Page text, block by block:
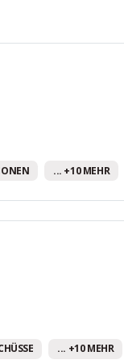
... +10 MEHR
... +10 MEHR